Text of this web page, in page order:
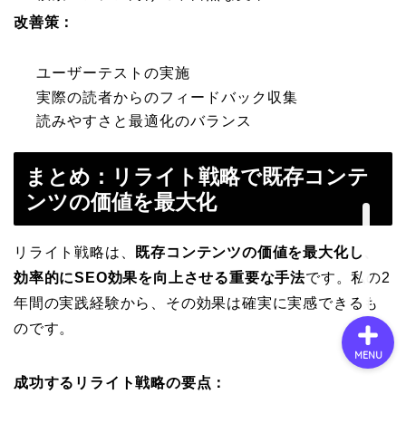
改善策：
ユーザーテストの実施
実際の読者からのフィードバック収集
読みやすさと最適化のバランス
まとめ：リライト戦略で既存コンテ
ンツの価値を最大化
リライト戦略は、
既存コンテンツの価値を最大化し、
効率的にSEO効果を向上させる重要な手法です。私の2
年間の実践経験から、その効果は確実に実感できるも
のです。
成功するリライト戦略の要点：
MENU
採用情報